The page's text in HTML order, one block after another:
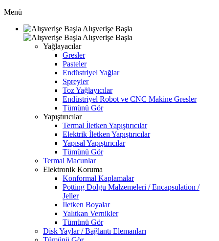
Menü
Alışverişe Başla
Alışverişe Başla
Yağlayacılar
Gresler
Pasteler
Endüstriyel Yağlar
Spreyler
Toz Yağlayıcılar
Endüstriyel Robot ve CNC Makine Gresler
Tümünü Gör
Yapıştırıcılar
Termal İletken Yapıştırıcılar
Elektrik İletken Yapıştırıcılar
Yapısal Yapıştırıcılar
Tümünü Gör
Termal Macunlar
Elektronik Koruma
Konformal Kaplamalar
Potting Dolgu Malzemeleri / Encapsulation /
Jeller
İletken Boyalar
Yalıtkan Vernikler
Tümünü Gör
Disk Yaylar / Bağlantı Elemanları